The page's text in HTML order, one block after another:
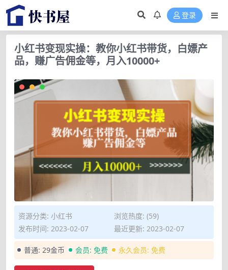
登录
小红书变现实操：教你小红书带货，白嫖产
品，赚广告佣金等，月入10000+
资源分类: 小红书
浏览热度: (59)
发布时间: 2023-02-07
最近更新: 2023-02-07
普通: 29金币 会员: 免费 永久会员: 免费